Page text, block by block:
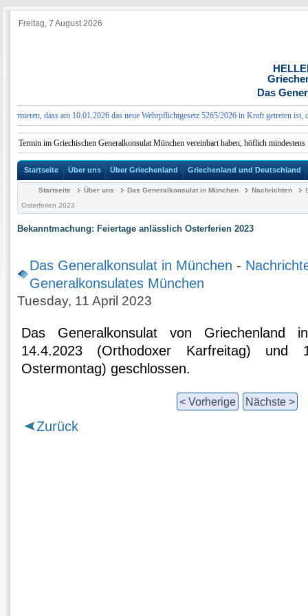
Freitag, 7 August 2026
Das
dass am 10.01.2026 das neue Wehrpflichtgesetz 5265/2026 in Kraft getreten ist,
im Griechischen Generalkonsulat München vereinbart haben, höflich mindestens
Startseite Über uns Über Griechenland Griechenland und Deutschland
Startseite Über uns Das Generalkonsulat in München Nachrichten
Osterferien 2023
Bekanntmachung: Feiertage anlässlich Osterferien 2023
Das Generalkonsulat in München -
Generalkonsulates München
Tuesday, 11 April 2023
Das Generalkonsulat von Griechenland
14.4.2023 (Orthodoxer Karfreitag) und
Ostermontag) geschlossen.
< Vorherige Nächste >
Zurück